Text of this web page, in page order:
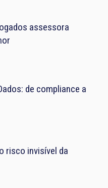
assessora
de compliance a
risco invisível da